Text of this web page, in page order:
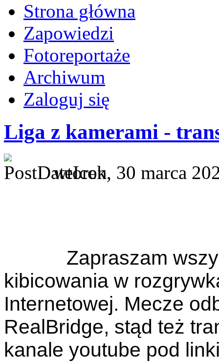
Strona główna
Zapowiedzi
Fotoreportaże
Archiwum
Zaloguj się
Liga z kamerami -
wtorek, 30 marca
Zapraszam
kibicowania w
Internetowej. Mecze
RealBridge, stąd też
kanale youtube pod